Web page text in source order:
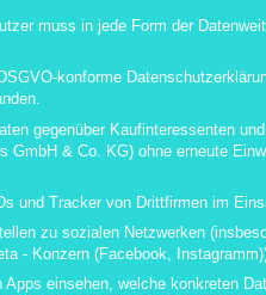
muss in jede Form der
konforme
gegenüber Kaufinteressenten und
GmbH & Co. KG) ohne erneute
und Tracker von Drittfirmen im
zu sozialen Netzwerken
- Konzern (Facebook,
einsehen, welche konkreten